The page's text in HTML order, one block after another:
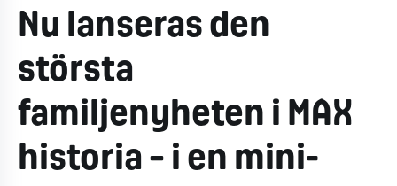
Nu lanseras den
största
familjenyheten i MAX
historia – i en mini-